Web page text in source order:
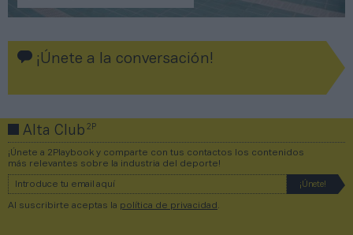
¡Únete a la conversación!
Alta Club2P
¡Únete a 2Playbook y comparte con tus contactos los contenidos
más relevantes sobre la industria del deporte!
Al suscribirte aceptas la política de privacidad